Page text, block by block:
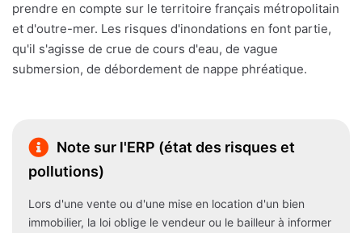
prendre en compte sur le territoire français métropolitain
et d'outre-mer. Les risques d'inondations en font partie,
qu'il s'agisse de crue de cours d'eau, de vague
submersion, de débordement de nappe phréatique.
Note sur l'ERP (état des risques et
pollutions)
Lors d'une vente ou d'une mise en location d'un bien
immobilier, la loi oblige le vendeur ou le bailleur à informer